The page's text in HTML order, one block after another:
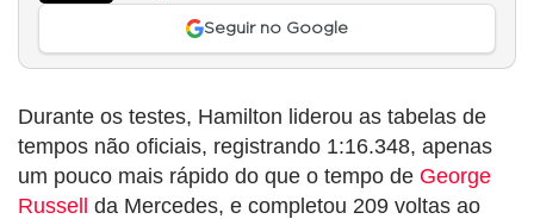
Seguir no Google
Durante os testes, Hamilton liderou as tabelas de
tempos não oficiais, registrando 1:16.348, apenas
um pouco mais rápido do que o tempo de George
Russell
da Mercedes, e completou 209 voltas ao